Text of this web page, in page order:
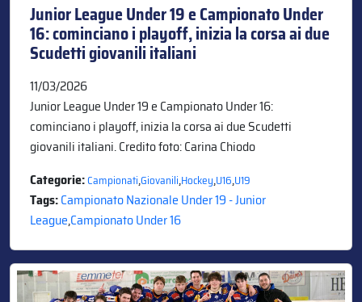
Junior League Under 19 e Campionato Under
16: cominciano i playoff, inizia la corsa ai due
Scudetti giovanili italiani
11/03/2026
Junior League Under 19 e Campionato Under 16:
cominciano i playoff, inizia la corsa ai due Scudetti
giovanili italiani. Credito foto: Carina Chiodo
Categorie:Campionati,Giovanili,Hockey,U16,U19
Tags:Campionato Nazionale Under 19 - Junior
League,Campionato Under 16